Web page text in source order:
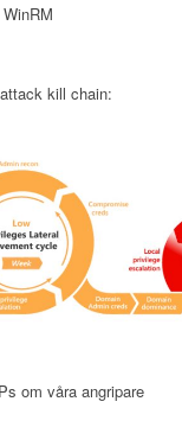
kill chain:
om våra angripare